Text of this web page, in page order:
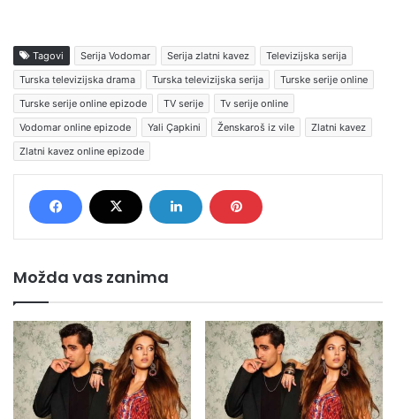
Tagovi Serija Vodomar Serija zlatni kavez
Televizijska serija
Turska televizijska drama
Turska televizijska serija
Turske serije online
Turske serije online epizode
TV serije
Tv serije online
Vodomar online epizode
Yali Çapkini Ženskaroš iz vile
Zlatni kavez
Zlatni kavez online epizode
Možda vas zanima